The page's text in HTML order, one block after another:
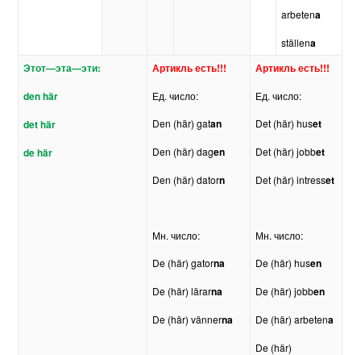
arbetena
ställena
Этот—эта—эти:
den här
det här
de här
Артикльесть!!!
Ед. число:
Den (här) gatan
Den (här) dagen
Den (här) datorn
Мн. число:
De (här) gatorna
De (här) lärarna
De (här) vännerna
Артикльесть!!!
Ед. число:
Det (här) huset
Det (här) jobbet
Det (här) intresset
Мн. число:
De (här) husen
De (här) jobben
De (här) arbetena
De (här)